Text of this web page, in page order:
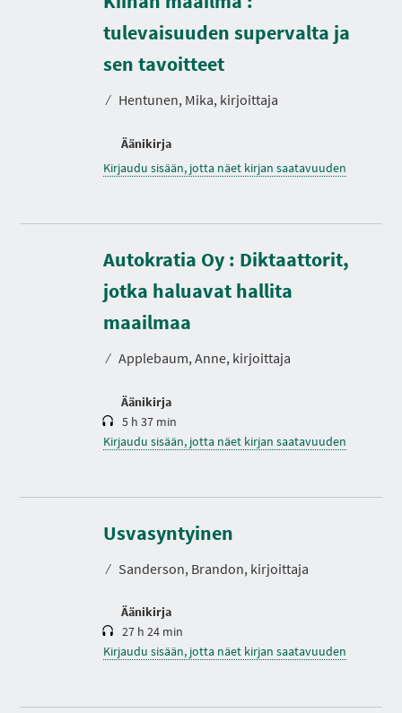
tulevaisuuden supervalta ja
sen tavoitteet
⁄ Hentunen, Mika, kirjoittaja
Äänikirja
Kirjaudu sisään, jotta näet kirjan saatavuuden
Autokratia Oy : Diktaattorit,
jotka haluavat hallita
maailmaa
⁄ Applebaum, Anne, kirjoittaja
Äänikirja
K
e
s
t
5 h 37 min
Kirjaudu sisään, jotta näet kirjan saatavuuden
Usvasyntyinen
⁄ Sanderson, Brandon, kirjoittaja
Äänikirja
K
s
t
27 h 24 min
Kirjaudu sisään, jotta näet kirjan saatavuuden